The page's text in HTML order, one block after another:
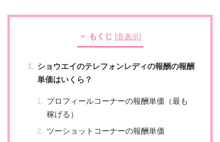
もくじ [非表示]
ショウエイのテレフォンレディの報酬の報酬
単価はいくら？
プロフィールコーナーの報酬単価（最も
稼げる）
ツーショットコーナーの報酬単価